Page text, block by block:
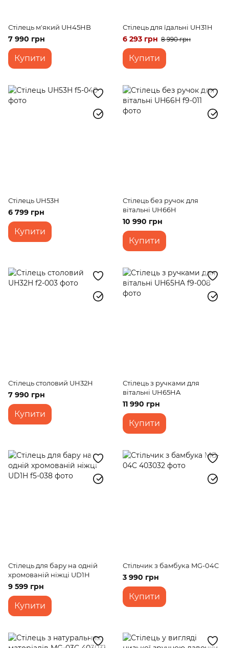
Стілець м'який UH45HB
7 990 грн
Купити
Стілець для їдальні UH31H
6 293 грн 8 990 грн
Купити
Стілець UH53H
6 799 грн
Купити
Стілець без ручок для
вітальні UH66H
10 990 грн
Купити
Стілець столовий UH32H
7 990 грн
Купити
Стілець з ручками для
вітальні UH65HA
11 990 грн
Купити
Стілець для бару на одній
хромованій ніжці UD1H
9 599 грн
Купити
Стільчик з бамбука MG-04C
3 990 грн
Купити